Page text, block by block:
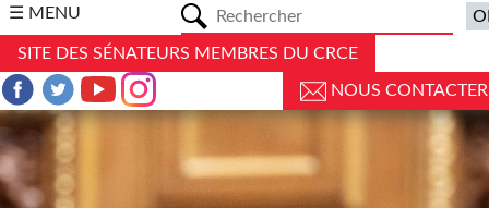
☰ MENU
SITE DES SÉNATEURS MEMBRES DU CRCE
NOUS CONTACTER